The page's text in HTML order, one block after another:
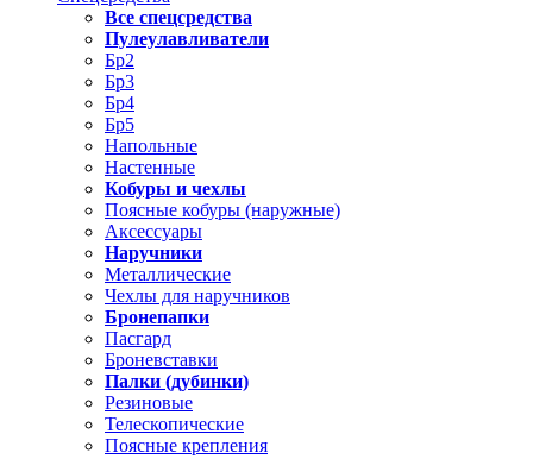
Все спецсредства
Пулеулавливатели
Бр2
Бр3
Бр4
Бр5
Напольные
Настенные
Кобуры и чехлы
Поясные кобуры (наружные)
Аксессуары
Наручники
Металлические
Чехлы для наручников
Бронепапки
Пасгард
Броневставки
Палки (дубинки)
Резиновые
Телескопические
Поясные крепления